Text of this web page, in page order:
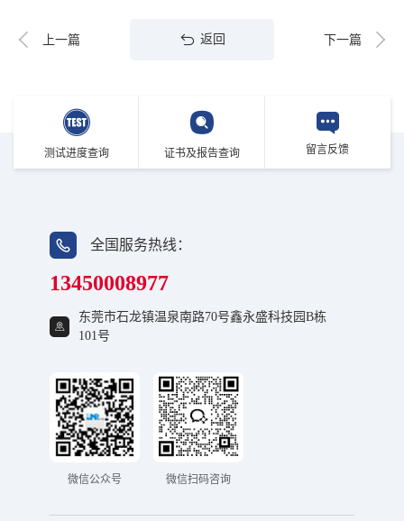
上一篇 返回 下一篇
测试进度查询 证书及报告查询 留言反馈
全国服务热线：
13450008977
东莞市石龙镇温泉南路70号鑫永盛科技园B栋
101号
微信公众号 微信扫码咨询